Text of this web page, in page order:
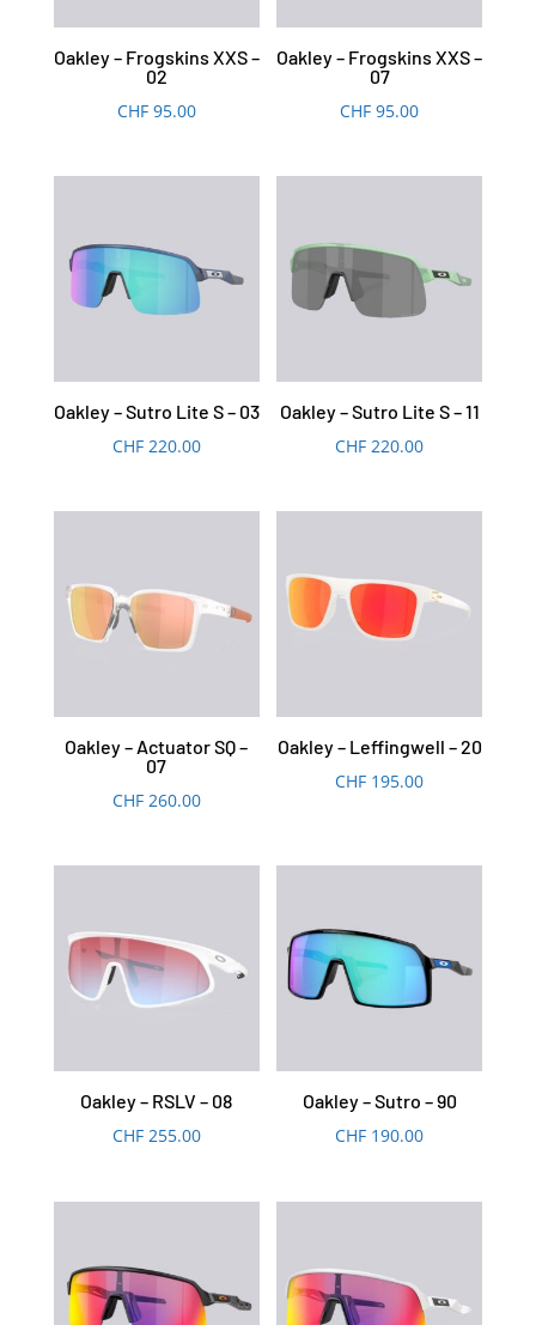
Oakley – Frogskins XXS –
02
CHF95.00
Oakley – Frogskins XXS –
07
CHF 95.00
Oakley – Sutro Lite S – 03
CHF220.00
Oakley – Sutro Lite S – 11
CHF 220.00
Oakley – Actuator SQ –
07
CHF260.00
Oakley – Leffingwell – 20
CHF 195.00
Oakley – RSLV – 08
CHF255.00
Oakley – Sutro – 90
CHF 190.00